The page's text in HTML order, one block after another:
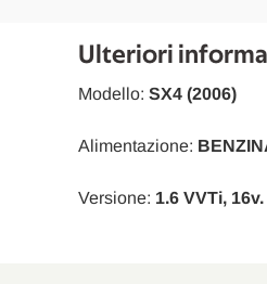
Ulteriori
Modello: SX4 (2006)
Versione: 1.6 VVTi,
Alimentazione: